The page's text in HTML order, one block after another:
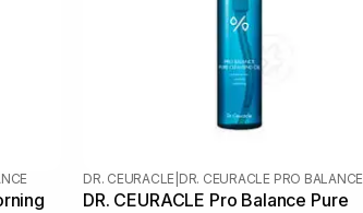
DR. CEURACLE DR. CEURACLE PRO BALANCE
DR. CEURACLE Pro Balance Pure